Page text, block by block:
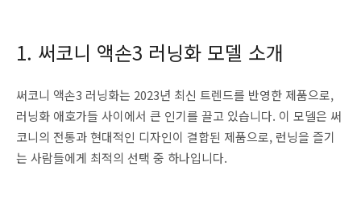
1. 써코니 액손3 러닝화 모델 소개
써코니 액손3 러닝화는 2023년 최신 트렌드를 반영한 제품으로,
러닝화 애호가들 사이에서 큰 인기를 끌고 있습니다. 이 모델은 써
코니의 전통과 현대적인 디자인이 결합된 제품으로, 런닝을 즐기
는 사람들에게 최적의 선택 중 하나입니다.